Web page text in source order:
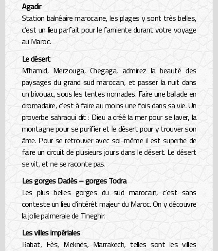
Agadir
Station balnéaire marocaine, les plages y sont très belles,
c’est un lieu parfait pour le farniente durant votre voyage
au Maroc.
Le désert
M’hamid, Merzouga, Chegaga, admirez la beauté des
paysages du grand sud marocain, et passer la nuit dans
un bivouac, sous les tentes nomades. Faire une ballade en
dromadaire, c’est à faire au moins une fois dans sa vie. Un
proverbe sahraoui dit : Dieu a créé la mer pour se laver, la
montagne pour se purifier et le désert pour y trouver son
âme. Pour se retrouver avec soi-même il est superbe de
faire un circuit de plusieurs jours dans le désert. Le désert
se vit, et ne se raconte pas.
Les gorges Dadès – gorges Todra
Les plus belles gorges du sud marocain, c’est sans
conteste un lieu d’intérêt majeur du Maroc. On y découvre
la jolie palmeraie de Tineghir.
Les villes impériales
Rabat, Fès, Meknès, Marrakech, telles sont les villes